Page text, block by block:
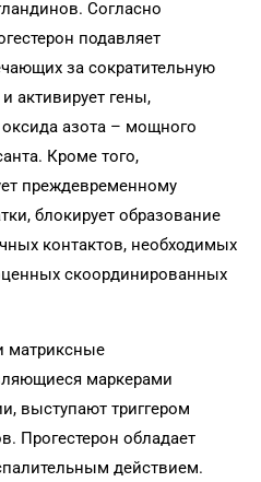
Согласно
подавляет
за сократительную
активирует гены,
азота – мощного
Кроме того,
преждевременному
блокирует образование
контактов, необходимых
скоординированных
матриксные
маркерами
выступают триггером
Прогестерон обладает
действием.